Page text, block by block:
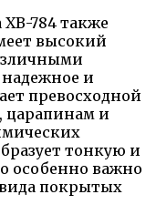
784 также
высокий
и
превосходной
царапинам и
тонкую и
особенно важно
покрытых